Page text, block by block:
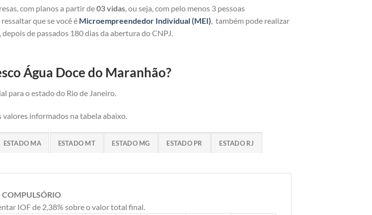
com planos a partir de03 vidas , ou seja, com pelo menos 3 pessoas
que se você é Microempreendedor Individual (MEI) , também pode realizar
de passados 180 dias da abertura do CNPJ.
Água Doce do Maranhão?
para o estado do Rio de Janeiro.
valores informados na tabela abaixo.
ESTADO MA ESTADO MT ESTADO MG ESTADO PR ESTADO RJ
COMPULSÓRIO
IOF de 2,38% sobre o valor total final.